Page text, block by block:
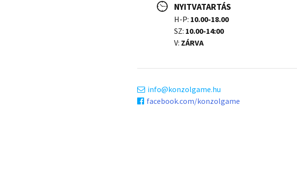
NYITVATARTÁS
H-P: 10.00-18.00
SZ: 10.00-14:00
V: ZÁRVA
info
konzolgame.hu
facebook.com/konzolgame